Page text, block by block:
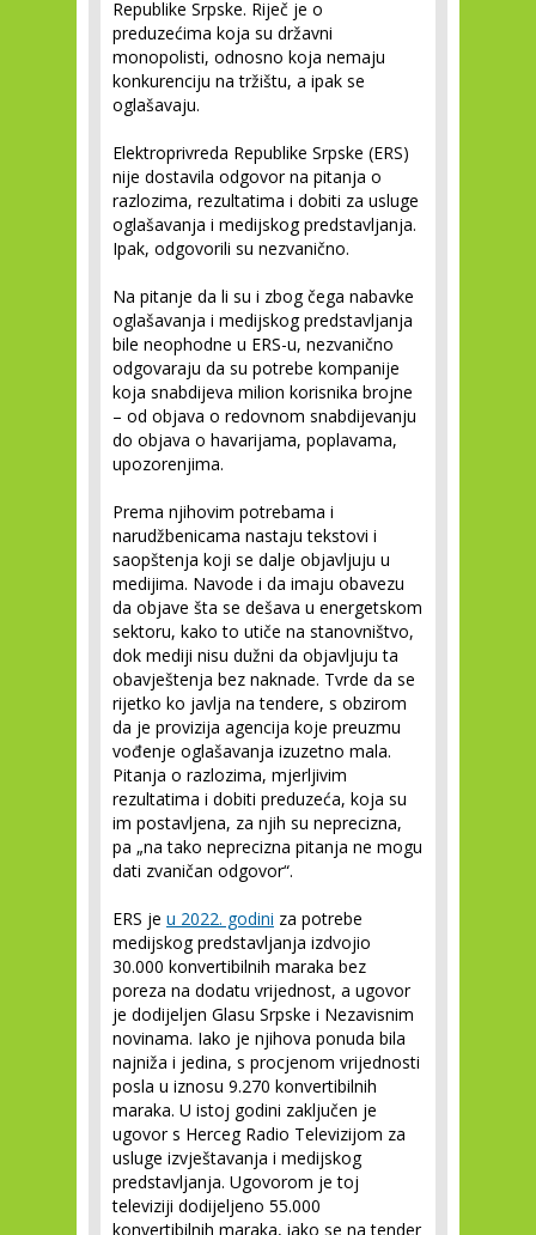
Republike Srpske. Riječ je o
preduzećima koja su državni
monopolisti, odnosno koja nemaju
konkurenciju na tržištu, a ipak se
oglašavaju.
Elektroprivreda Republike Srpske (ERS)
nije dostavila odgovor na pitanja o
razlozima, rezultatima i dobiti za usluge
oglašavanja i medijskog predstavljanja.
Ipak, odgovorili su nezvanično.
Na pitanje da li su i zbog čega nabavke
oglašavanja i medijskog predstavljanja
bile neophodne u ERS-u, nezvanično
odgovaraju da su potrebe kompanije
koja snabdijeva milion korisnika brojne
– od objava o redovnom snabdijevanju
do objava o havarijama, poplavama,
upozorenjima.
Prema njihovim potrebama i
narudžbenicama nastaju tekstovi i
saopštenja koji se dalje objavljuju u
medijima. Navode i da imaju obavezu
da objave šta se dešava u energetskom
sektoru, kako to utiče na stanovništvo,
dok mediji nisu dužni da objavljuju ta
obavještenja bez naknade. Tvrde da se
rijetko ko javlja na tendere, s obzirom
da je provizija agencija koje preuzmu
vođenje oglašavanja izuzetno mala.
Pitanja o razlozima, mjerljivim
rezultatima i dobiti preduzeća, koja su
im postavljena, za njih su neprecizna,
pa „na tako neprecizna pitanja ne mogu
dati zvaničan odgovor“.
ERS je u 2022. godini za potrebe
medijskog predstavljanja izdvojio
30.000 konvertibilnih maraka bez
poreza na dodatu vrijednost, a ugovor
je dodijeljen Glasu Srpske i Nezavisnim
novinama. Iako je njihova ponuda bila
najniža i jedina, s procjenom vrijednosti
posla u iznosu 9.270 konvertibilnih
maraka. U istoj godini zaključen je
ugovor s Herceg Radio Televizijom za
usluge izvještavanja i medijskog
predstavljanja. Ugovorom je toj
televiziji dodijeljeno 55.000
konvertibilnih maraka, iako se na tender